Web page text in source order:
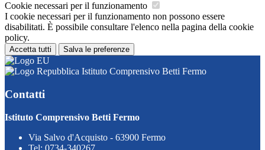
Cookie necessari per il funzionamento
I cookie necessari per il funzionamento non possono essere
disabilitati. È possibile consultare l'elenco nella pagina della cookie
policy.
Accetta tutti Salva le preferenze
Istituto Comprensivo Betti Fermo
Contatti
Istituto Comprensivo Betti Fermo
Via Salvo d'Acquisto - 63900 Fermo
Tel: 0734-340267